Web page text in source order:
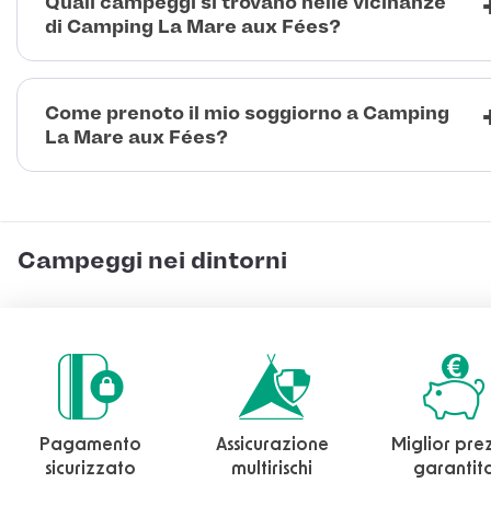
di Camping La Mare aux Fées?
Come prenoto il mio soggiorno a Camping
La Mare aux Fées?
Campeggi nei dintorni
Pagamento
sicurizzato
Assicurazione
multirischi
Miglior